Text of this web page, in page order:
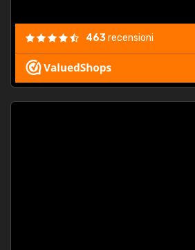
463recensioni